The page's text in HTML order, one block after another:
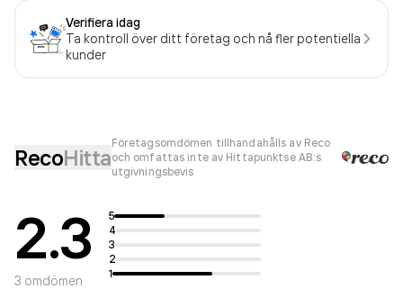
Verifiera idag
Ta kontroll över ditt företag och nå fler potentiella
kunder
RecoHitta
Företagsomdömen tillhandahålls av Reco
och omfattas inte av Hittapunktse AB:s
utgivningsbevis
2.3
3 omdömen
5
4
3
2
1